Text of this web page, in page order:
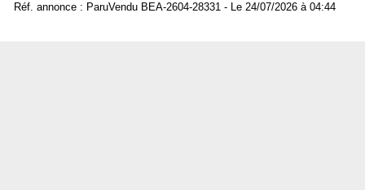
Réf. annonce : ParuVendu BEA-2604-28331 - Le 24/07/2026 à 04:44